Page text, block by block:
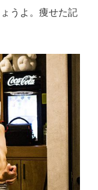
うよ。痩せた記